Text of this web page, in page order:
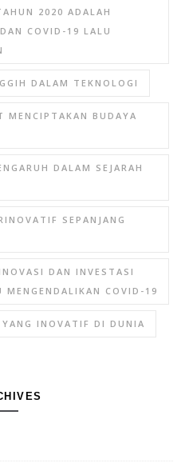
2020 ADALAH
COVID-19 LALU
DALAM TEKNOLOGI
MENCIPTAKAN BUDAYA
DALAM SEJARAH
SEPANJANG
DAN INVESTASI
COVID-19
INOVATIF DI DUNIA